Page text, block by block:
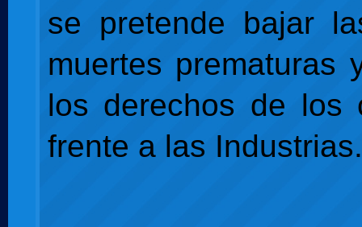
se pretende bajar
muertes prematuras
los derechos de los
frente a las Industrias.